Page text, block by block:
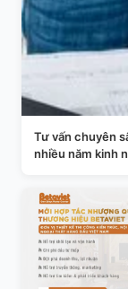
Tư vấn chuyên
nhiều năm kinh